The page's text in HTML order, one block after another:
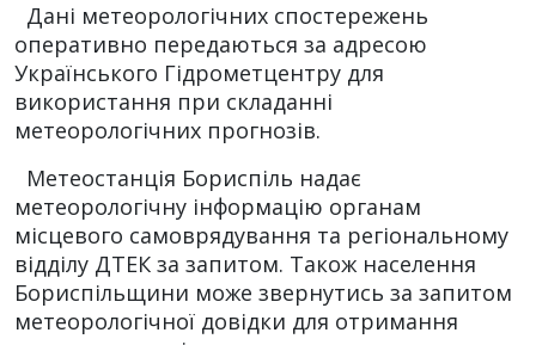
Дані метеорологічних спостережень
оперативно передаються за адресою
Українського Гідрометцентру для
використання при складанні
метеорологічних прогнозів.
Метеостанція Бориспіль надає
метеорологічну інформацію органам
місцевого самоврядування та регіональному
відділу ДТЕК за запитом. Також населення
Бориспільщини може звернутись за запитом
метеорологічної довідки для отримання